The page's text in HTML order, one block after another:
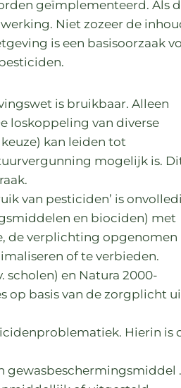
geïmplementeerd. Als
Niet zozeer de
is een basisoorzaak
is bruikbaar. Alleen
loskoppeling van diverse
kan leiden tot
mogelijk is.
van pesticiden’ is
en biociden) met
de verplichting opgenomen
of te verbieden.
en Natura 2000-
op basis van de zorgplicht
Hierin is
gewasbeschermingsmiddel